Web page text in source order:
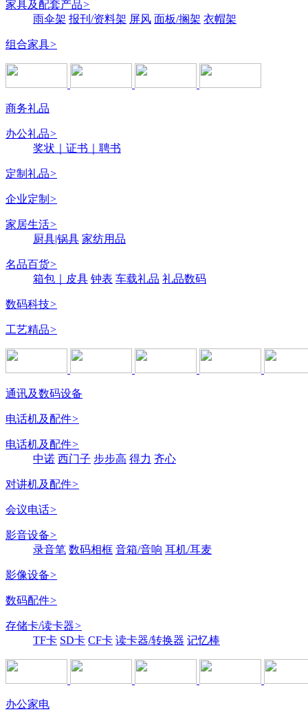
家具及配套产品>
雨伞架 报刊/资料架 屏风 面板/搁架 衣帽架
组合家具>
商务礼品
办公礼品>
奖状｜证书｜聘书
定制礼品>
企业定制 >
家居生活>
厨具|锅具 家纺用品
名品百货>
箱包｜皮具 钟表 车载礼品 礼品数码
数码科技>
工艺精品>
通讯及数码设备
电话机及配件>
电话机及配件>
中诺 西门子 步步高 得力 齐心
对讲机及配件>
会议电话>
影音设备>
录音笔 数码相框 音箱/音响 耳机/耳麦
影像设备>
数码配件>
存储卡/读卡器>
TF卡 SD卡 CF卡 读卡器/转换器 记忆棒
办公家电